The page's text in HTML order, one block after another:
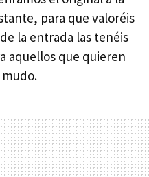
para que valoréis
la entrada las tenéis
aquellos que quieren